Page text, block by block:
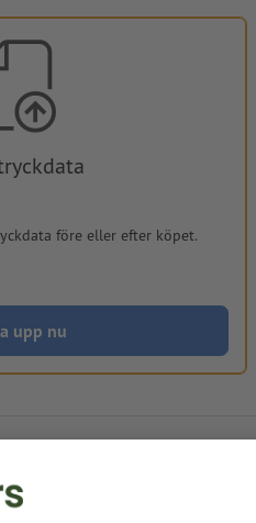
före eller efter köpet.
upp nu